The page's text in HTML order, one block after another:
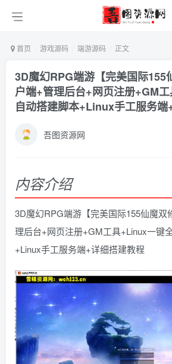
首页 游戏源码 端游源码 正文
3D魔幻RPG端游【完美国际155
户端+管理后台+网页注册+GM
自动搭建脚本+Linux手工服务端
吾图资源网
内容介绍
3D魔幻RPG端游【完美国际155仙魔双
理后台+网页注册+GM工具+Linux一键
+Linux手工服务端+详细搭建教程